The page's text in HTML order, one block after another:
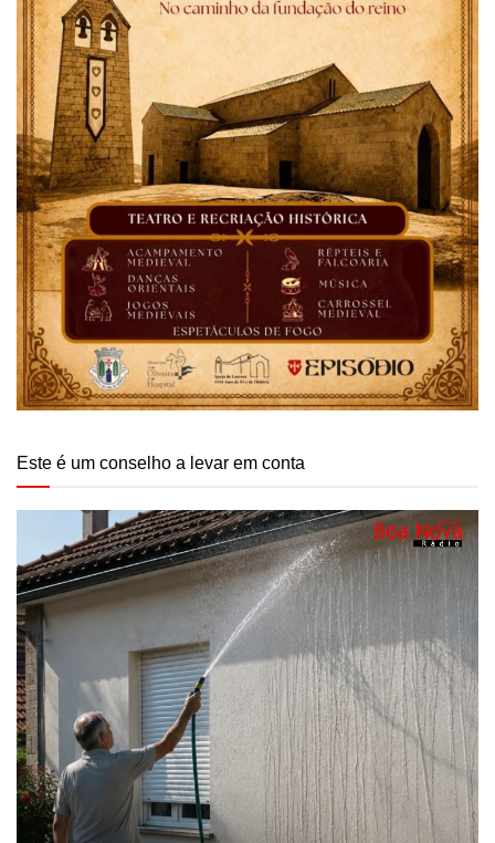
Este é um conselho a levar em conta